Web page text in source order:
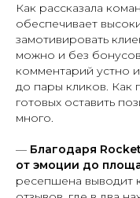
Как рассказала
обеспечивает
замотивировать
можно и без
комментарий устно
до пары кликов. Как
готовых оставить
много.
— Благодаря
от эмоции до
ресепшена выводит